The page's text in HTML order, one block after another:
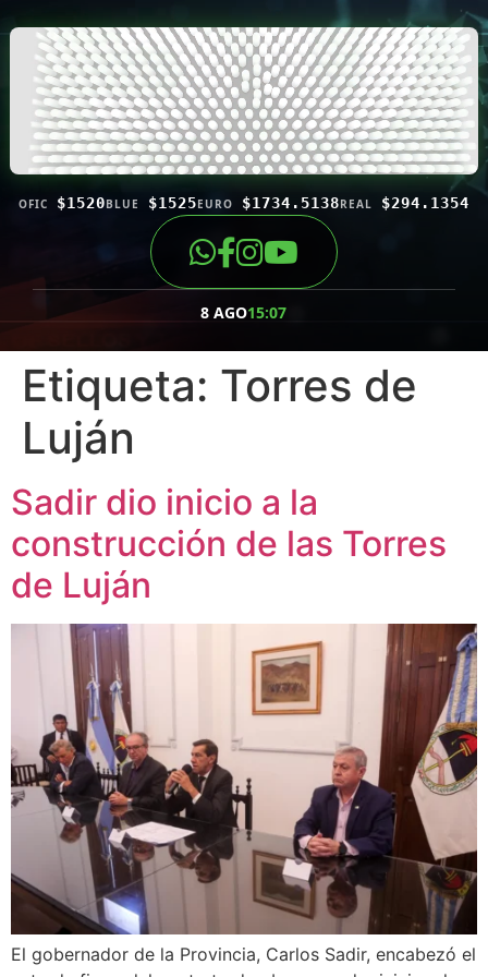
OFIC $1520BLUE $1525EURO $1734.5138REAL $294.1354
8 AGO15:07
Etiqueta: Torres de
Luján
Sadir dio inicio a la
construcción de las Torres
de Luján
El gobernador de la Provincia, Carlos Sadir, encabezó el